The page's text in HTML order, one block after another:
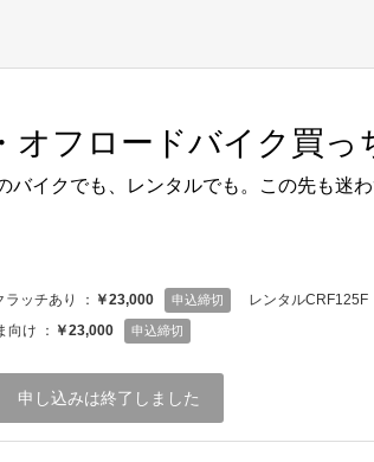
オフロードバイク買
イクでも、レンタルでも。この先も迷
ッチあり ： ￥23,000 申込締切
レンタルCRF125F
向け ： ￥23,000 申込締切
申し込みは終了しました